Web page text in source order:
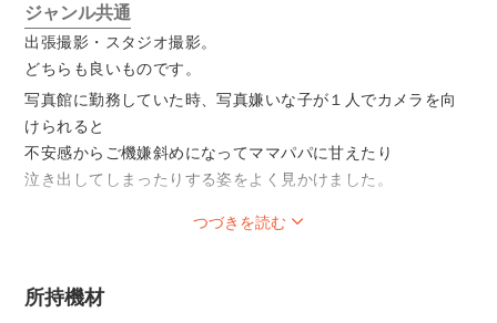
ジャンル共通
出張撮影・スタジオ撮影。
どちらも良いものです。
写真館に勤務していた時、写真嫌いな子が１人でカメラを向
けられると
不安感からご機嫌斜めになってママパパに甘えたり
泣き出してしまったりする姿をよく見かけました。
スタジオでのライティングは完ぺきに整えられていて、とて
撮られていることを意識してしまってなかなかいつも通りの
姿を写真に残すことが難しいことも。
つづきを読む
所持機材